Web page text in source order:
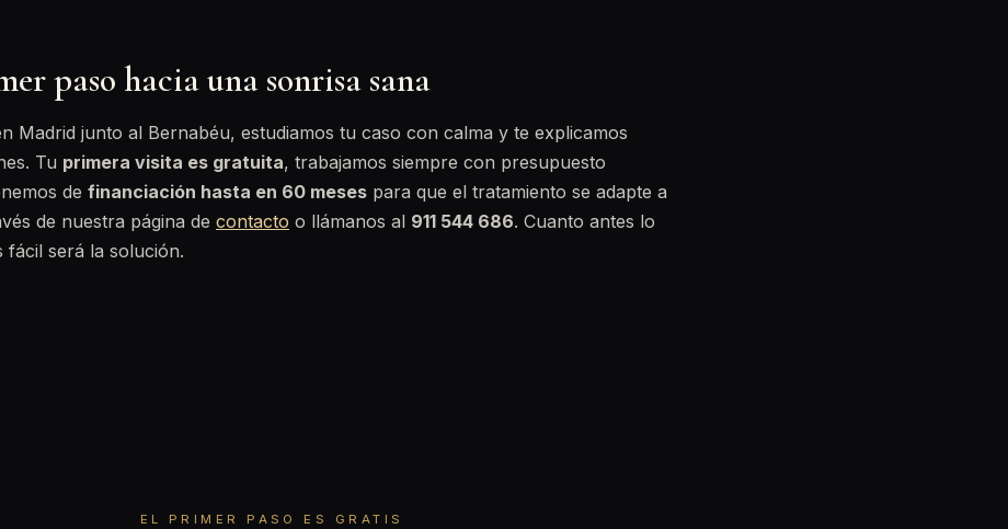
paso hacia una sonrisa sana
Madrid junto al Bernabéu, estudiamos tu caso con calma y te explicamos
Tu primera visita es gratuita, trabajamos siempre con presupuesto
de financiación hasta en 60 meses para que el tratamiento se adapte a
de nuestra página de contacto o llámanos al 911 544 686. Cuanto antes lo
fácil será la solución.
EL PRIMER PASO ES GRATIS